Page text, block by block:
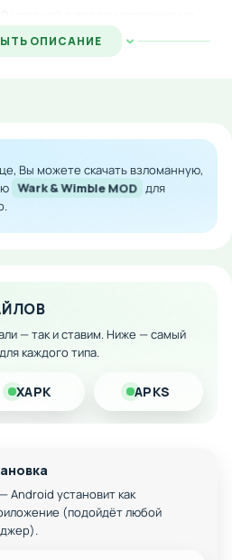
атмосферой и сложностью.
препятствия:
и аккуратности.
контент — все
самого начала
версию на Андроид и
без ограничений прямо
ОПИСАНИЕ
Вы можете скачать взломанную,
Wark & Wimble MOD для
— так и ставим. Ниже — самый
каждого типа.
XAPK APKS
Android установит как
(подойдёт любой